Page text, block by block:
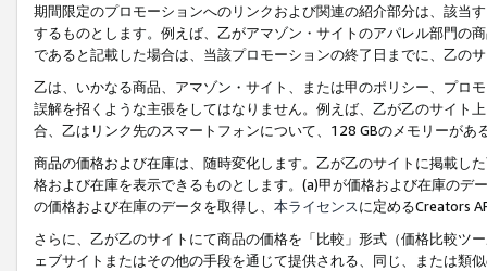
期間限定のプロモーションへのリンクおよび関連の紹介部分は、該当
するものとします。例えば、乙がアマゾン・サイトのアパレル部門の
であると記載した場合は、当該プロモーションの終了日までに、乙の
乙は、いかなる商品、アマゾン・サイト、または甲のポリシー、プロ
誤解を招くような主張をしてはなりません。例えば、乙が乙のサイト
合、乙はリンク先のスマートフォンについて、128 GBのメモリーがあ
商品の価格および在庫は、随時変化します。乙が乙のサイトに掲載し
格および在庫を表示できるものとします。(a)甲が価格および在庫の
の価格および在庫のデータを取得し、 本ライセンスに定めるCreators
さらに、乙が乙のサイトにて商品の価格を「比較」形式（価格比較ツ
ェブサイトまたはその他の手段を通じて提供される、同じ、または類